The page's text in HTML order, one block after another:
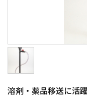
溶剤・薬品移送に活